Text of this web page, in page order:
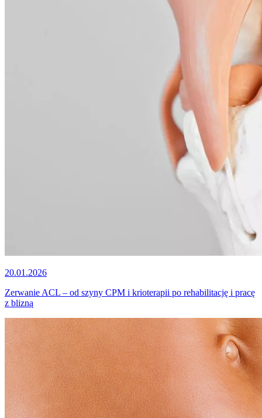
20.01.2026
Zerwanie ACL – od szyny CPM i krioterapii po rehabilitację i pracę
z blizną